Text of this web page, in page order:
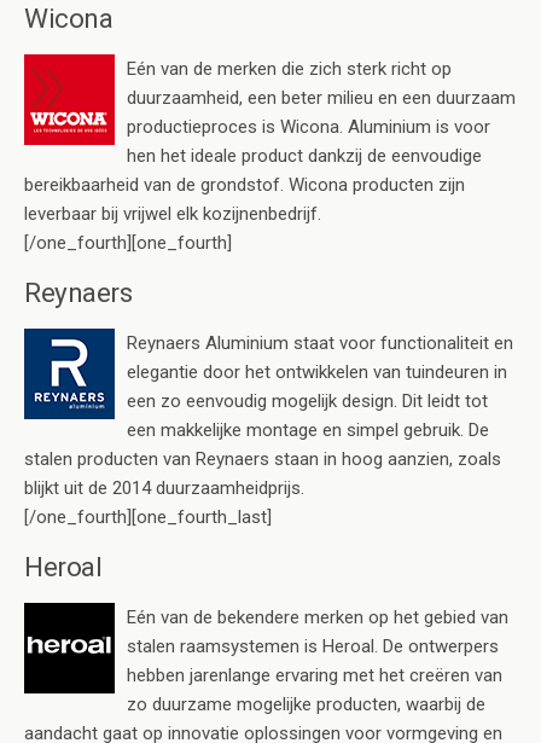
Wicona
Eén van de merken die zich sterk richt op
duurzaamheid, een beter milieu en een duurzaam
productieproces is Wicona. Aluminium is voor
hen het ideale product dankzij de eenvoudige
bereikbaarheid van de grondstof. Wicona producten zijn
leverbaar bij vrijwel elk kozijnenbedrijf.
[/one_fourth][one_fourth]
Reynaers
Reynaers Aluminium staat voor functionaliteit en
elegantie door het ontwikkelen van tuindeuren in
een zo eenvoudig mogelijk design. Dit leidt tot
een makkelijke montage en simpel gebruik. De
stalen producten van Reynaers staan in hoog aanzien, zoals
blijkt uit de 2014 duurzaamheidprijs.
[/one_fourth][one_fourth_last]
Heroal
Eén van de bekendere merken op het gebied van
stalen raamsystemen is Heroal. De ontwerpers
hebben jarenlange ervaring met het creëren van
zo duurzame mogelijke producten, waarbij de
aandacht gaat op innovatie oplossingen voor vormgeving en